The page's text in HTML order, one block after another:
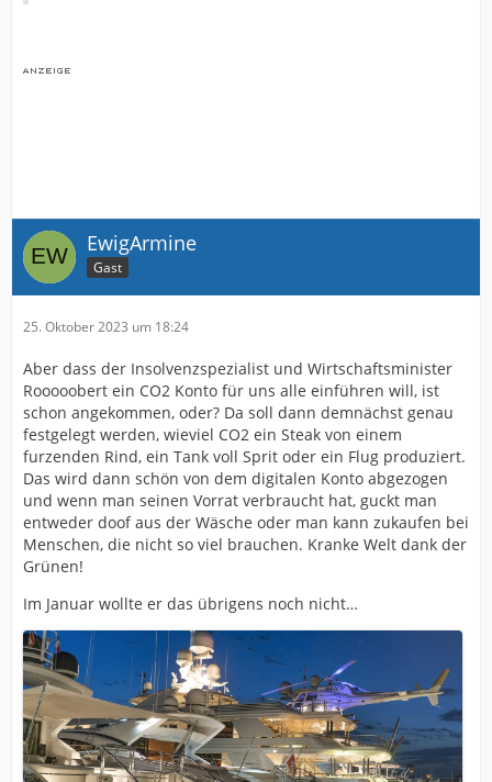
EwigArmine
Gast
25. Oktober 2023 um 18:24
Aber dass der Insolvenzspezialist und Wirtschaftsminister
Rooooobert ein CO2 Konto für uns alle einführen will, ist
schon angekommen, oder? Da soll dann demnächst genau
festgelegt werden, wieviel CO2 ein Steak von einem
furzenden Rind, ein Tank voll Sprit oder ein Flug produziert.
Das wird dann schön von dem digitalen Konto abgezogen
und wenn man seinen Vorrat verbraucht hat, guckt man
entweder doof aus der Wäsche oder man kann zukaufen bei
Menschen, die nicht so viel brauchen. Kranke Welt dank der
Grünen!
Im Januar wollte er das übrigens noch nicht…